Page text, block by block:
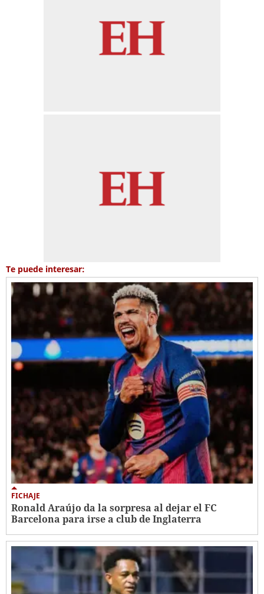
Te puede interesar:
FICHAJE
Ronald Araújo da la sorpresa al dejar el FC
Barcelona para irse a club de Inglaterra